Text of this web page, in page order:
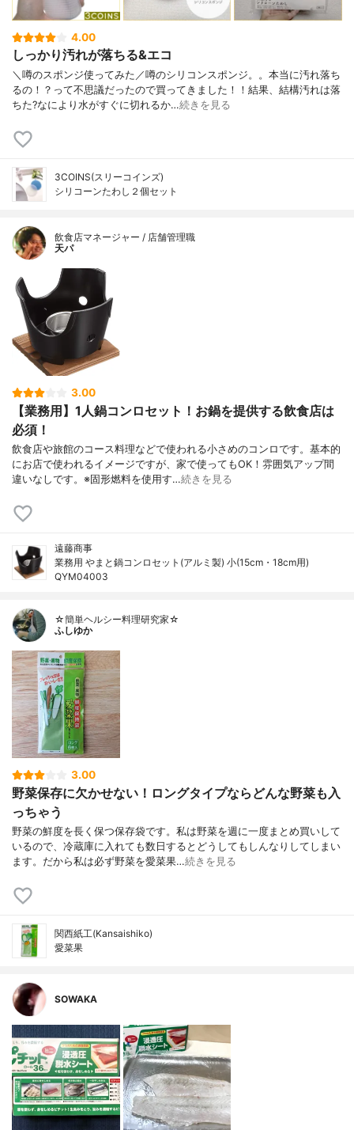
4.00
しっかり汚れが落ちる&エコ
＼噂のスポンジ使ってみた／噂のシリコンスポンジ。。本当に汚れ落ち
るの！？って不思議だったので買ってきました！！結果、結構汚れは落
ちた?なにより水がすぐに切れるか…続きを見る
3COINS(スリーコインズ)
シリコーンたわし２個セット
飲食店マネージャー / 店舗管理職
天パ
3.00
【業務用】1人鍋コンロセット！お鍋を提供する飲食店は
必須！
飲食店や旅館のコース料理などで使われる小さめのコンロです。基本的
にお店で使われるイメージですが、家で使ってもOK！雰囲気アップ間
違いなしです。※固形燃料を使用す…続きを見る
遠藤商事
業務用 やまと鍋コンロセット(アルミ製) 小(15cm・18cm用)
QYM04003
☆簡単ヘルシー料理研究家☆
ふしゆか
3.00
野菜保存に欠かせない！ロングタイプならどんな野菜も入
っちゃう
野菜の鮮度を長く保つ保存袋です。私は野菜を週に一度まとめ買いして
いるので、冷蔵庫に入れても数日するとどうしてもしんなりしてしまい
ます。だから私は必ず野菜を愛菜果…続きを見る
関西紙工(Kansaishiko)
愛菜果
SOWAKA